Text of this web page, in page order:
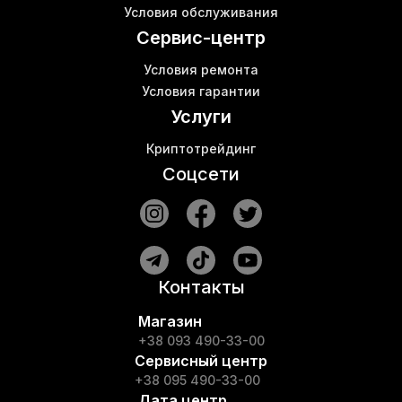
Кошелек для вывода криптовалют
Условия обслуживания
Сервис-центр
Условия ремонта
Условия гарантии
Услуги
Криптотрейдинг
Соцсети
Контакты
Магазин
+38 093 490-33-00
Сервисный центр
+38 095 490-33-00